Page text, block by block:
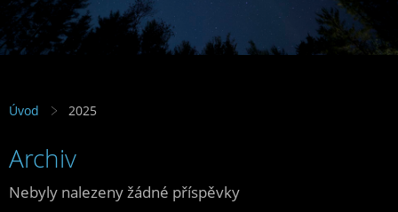
Úvod 2025
Archiv
Nebyly nalezeny žádné příspěvky